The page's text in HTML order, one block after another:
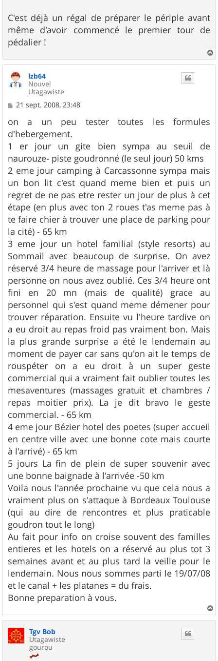
C'est déjà un régal de préparer le périple avant
même d'avoir commencé le premier tour de
pédalier !
a
lzb64
Nouvel
Utagawiste
M
s
s
a
21 sept. 2008, 23:48
on a un peu tester toutes les formules
d'hebergement.
1 er jour un gite bien sympa au seuil de
naurouze- piste goudronné (le seul jour) 50 kms
2 eme jour camping à Carcassonne sympa mais
un bon lit c'est quand meme bien et puis un
regret de ne pas etre rester un jour de plus à cet
étape (en plus avec ton 2 roues t'as meme pas à
te faire chier à trouver une place de parking pour
la cité) - 65 km
3 eme jour un hotel familial (style resorts) au
Sommail avec beaucoup de surprise. On avez
réservé 3/4 heure de massage pour l'arriver et là
personne on nous avez oublié. Ces 3/4 heure ont
fini en 20 mn (mais de qualité) grace au
personnel qui s'est quand meme démener pour
trouver réparation. Ensuite vu l'heure tardive on
a eu droit au repas froid pas vraiment bon. Mais
la plus grande surprise a été le lendemain au
moment de payer car sans qu'on ait le temps de
rouspéter on a eu droit à un super geste
commercial qui a vraiment fait oublier toutes les
mesaventures (massages gratuit et chambres /
repas moitier prix). La je dit bravo le geste
commercial. - 65 km
4 eme jour Bézier hotel des poetes (super accueil
en centre ville avec une bonne cote mais courte
à l'arrivé) - 65 km
5 jours La fin de plein de super souvenir avec
une bonne baignade à l'arrivée -50 km
Voila nous l'année prochaine vu que cela nous a
vraiment plus on s'attaque à Bordeaux Toulouse
(qui au dire de rencontres et plus praticable
goudron tout le long)
Au fait pour info on croise souvent des familles
entieres et les hotels on a réservé au plus tot 3
semaines avant et au plus tard la veille pour le
lendemain. Nous nous sommes parti le 19/07/08
et le canal + les platanes = du frais.
Bonne preparation à vous.
a
Tgv Bob
Utagawiste
gourou